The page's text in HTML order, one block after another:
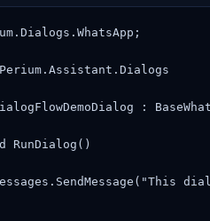
:
RunDialog()